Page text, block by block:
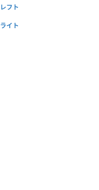
レフト
ライト